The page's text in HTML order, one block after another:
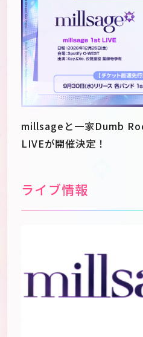
Schedule
Goods
JP
millsageと一家Dumb
LIVEが開催決定！
ライブ情報